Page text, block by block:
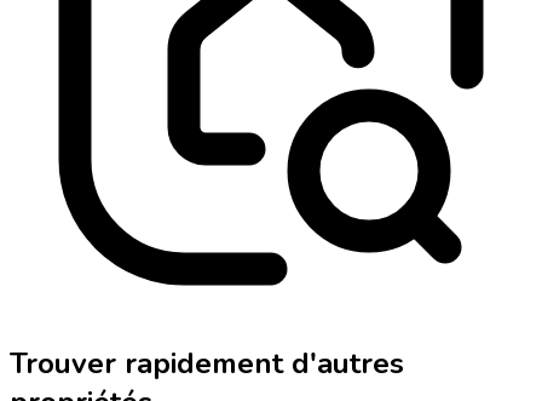
Trouver rapidement d'autres